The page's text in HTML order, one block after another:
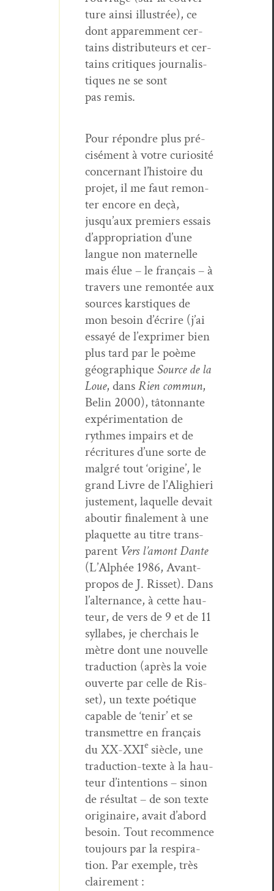
ture ain­si illus­trée), ce
dont apparem­ment cer­
tains dis­trib­u­teurs et cer­
tains cri­tiques jour­nal­is­
tiques ne se sont
pas remis.
Pour répon­dre plus pré­
cisé­ment à votre curiosité
con­cer­nant l’histoire du
pro­jet, il me faut remon­
ter encore en deçà,
jusqu’aux pre­miers essais
d’appropriation d’une
langue non mater­nelle
mais élue – le français – à
tra­vers une remon­tée aux
sources kars­tiques de
mon besoin d’écrire (j’ai
essayé de l’exprimer bien
plus tard par le poème
géo­graphique Source de la
Loue, dansRien com­mun,
Belin 2000), tâton­nante
expéri­men­ta­tion de
rythmes impairs et de
récri­t­ures d’une sorte de
mal­gré tout ‘orig­ine’, le
grand Livre de l’Alighieri
juste­ment, laque­lle devait
aboutir finale­ment à une
pla­que­tte au titre trans­
par­ent Vers l’amont Dante
(L’Alphée 1986, Avant-
pro­pos de J. Ris­set). Dans
l’alternance, à cette hau­
teur, de vers de 9 et de 11
syl­labes, je cher­chais le
mètre dont une nou­velle
tra­duc­tion (après la voie
ouverte par celle de Ris­
set), un texte poé­tique
capa­ble de ‘tenir’ et se
trans­met­tre en français
du XX-XXIe siè­cle, une
tra­duc­tion-texte à la hau­
teur d’intentions – sinon
de résul­tat – de son texte
orig­i­naire, avait d’abord
besoin. Tout recom­mence
tou­jours par la res­pi­ra­
tion. Par exem­ple, très
clairement :